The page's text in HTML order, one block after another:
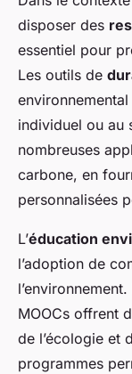
disposer des
essentiel pour
Les outils de
individuel ou au
nombreuses
carbone, en
personnalisées
L’éducation
l’adoption de
MOOCs offrent
de l’écologie et
programmes